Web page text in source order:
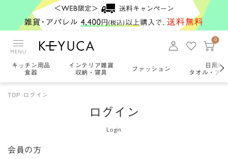
MENU
0
キッチン用品
食器
インテリア雑貨
収納・寝具
ファッション
日用雑
タオル・ア
TOP ログイン
ログイン
Login
会員の方